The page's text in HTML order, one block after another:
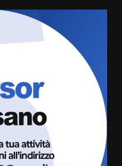
a colpi di arma